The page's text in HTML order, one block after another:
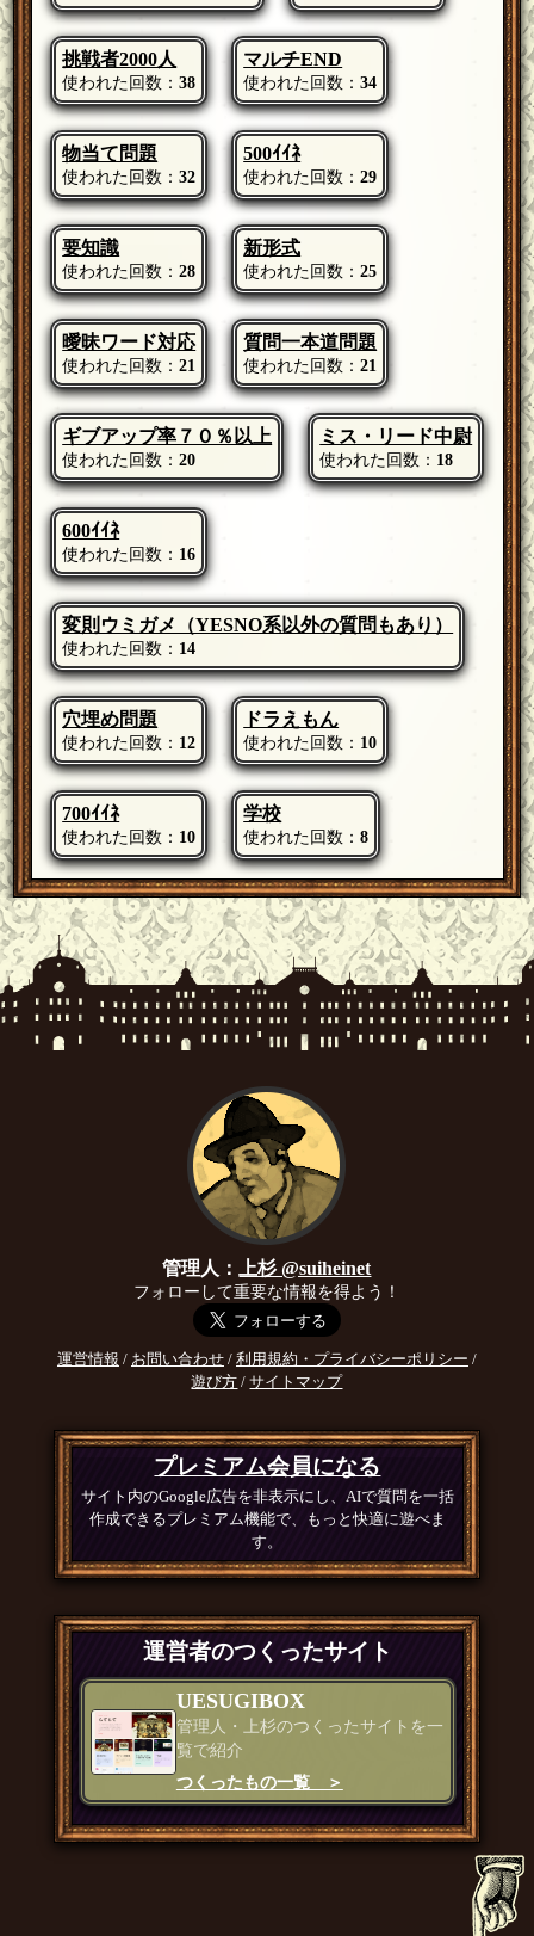
挑戦者2000人
使われた回数：38
マルチEND
使われた回数：34
物当て問題
使われた回数：32
500ｲｲﾈ
使われた回数：29
要知識
使われた回数：28
新形式
使われた回数：25
曖昧ワード対応
使われた回数：21
質問一本道問題
使われた回数：21
ギブアップ率７０％以上
使われた回数：20
ミス・リード中尉
使われた回数： 18
600ｲｲﾈ
使われた回数： 16
変則ウミガメ（YESNO系以外の質問もあり）
使われた回数： 14
穴埋め問題
使われた回数： 12
ドラえもん
使われた回数： 10
700ｲｲﾈ
使われた回数： 10
学校
使われた回数：8
管理人：上杉 @suiheinet
フォローして重要な情報を得よう！
運営情報 / お問い合わせ/ 利用規約・プライバシーポリシー /
遊び方 /サイトマップ
プレミアム会員になる
サイト内のGoogle広告を非表示にし、AIで質問を一括
作成できるプレミアム機能で、もっと快適に遊べま
す。
運営者のつくったサイト
UESUGIBOX
管理人・上杉のつくったサイトを一
覧で紹介
つくったもの一覧 ＞